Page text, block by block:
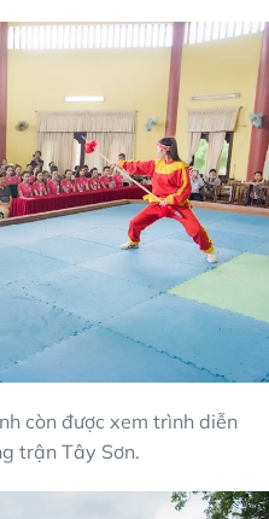
còn được xem trình diễn
trận Tây Sơn.